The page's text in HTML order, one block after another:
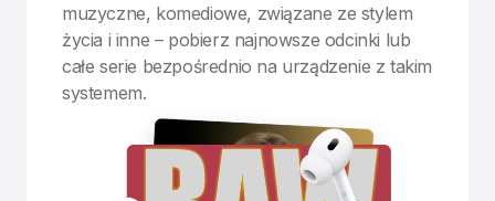
muzyczne, komediowe, związane ze stylem
życia i inne – pobierz najnowsze odcinki lub
całe serie bezpośrednio na urządzenie z takim
systemem.